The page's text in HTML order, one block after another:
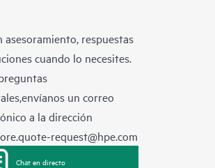
asesoramiento, respuestas
cuando lo necesites.
un correo
a la dirección
request@hpe.com
Chat en directo